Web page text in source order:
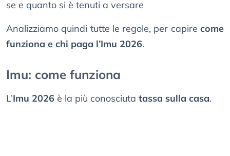
se e quanto si è tenuti a versare
Analizziamo quindi tutte le regole, per capire come
funziona e chi paga l’Imu 2026.
Imu: come funziona
L’Imu 2026 è la più conosciuta tassa sulla casa.